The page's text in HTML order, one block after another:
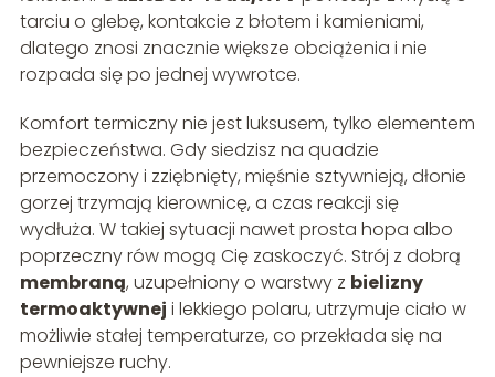
tarciu o glebę, kontakcie z błotem i kamieniami,
dlatego znosi znacznie większe obciążenia i nie
rozpada się po jednej wywrotce.
Komfort termiczny nie jest luksusem, tylko elementem
bezpieczeństwa. Gdy siedzisz na quadzie
przemoczony i zziębnięty, mięśnie sztywnieją, dłonie
gorzej trzymają kierownicę, a czas reakcji się
wydłuża. W takiej sytuacji nawet prosta hopa albo
poprzeczny rów mogą Cię zaskoczyć. Strój z dobrą
membraną, uzupełniony o warstwy z bielizny
termoaktywnej i lekkiego polaru, utrzymuje ciało w
możliwie stałej temperaturze, co przekłada się na
pewniejsze ruchy.